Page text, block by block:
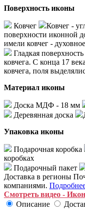
Поверхность иконы
Ковчег
Ковчег -
поверхности иконной
имели ковчег -
Гладкая поверхность
ковчега. С конца 17
ковчега, поля
Материал иконы
Доска МДФ - 18 мм
Деревянная доска
Упаковка иконы
Подарочная коробка
коробках
Подарочный пакет
Доставка в регионы
компаниями.
Смотреть видео -
Описание